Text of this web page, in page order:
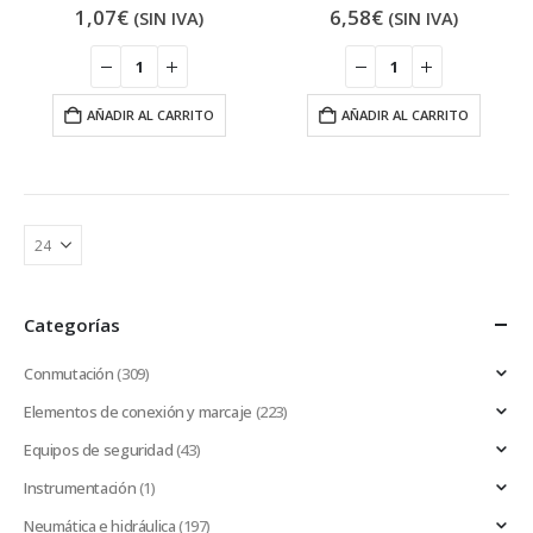
1,07€ (SIN IVA)
AÑADIR AL CARRITO
6,58€ (SIN IVA)
AÑADIR AL CARRITO
Categorías
Conmutación(309)
Elementos de conexión y marcaje (223)
Equipos de seguridad(43)
Instrumentación(1)
Neumática e hidráulica(197)